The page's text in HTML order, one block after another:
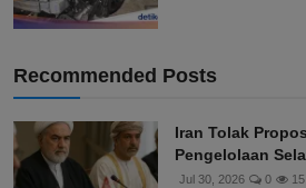
Recommended Posts
Iran Tolak
Pengelolaan
Jul 30, 2026 0 15